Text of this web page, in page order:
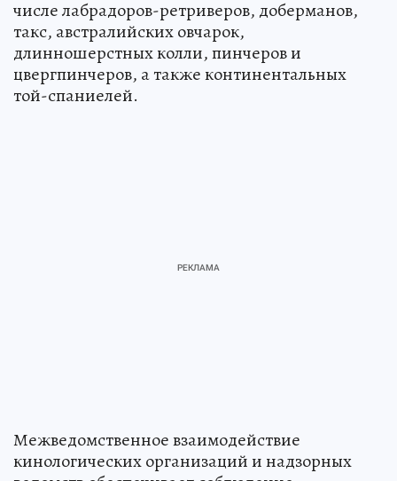
числе лабрадоров-ретриверов, доберманов,
такс, австралийских овчарок,
длинношерстных колли, пинчеров и
цвергпинчеров, а также континентальных
той-спаниелей.
Межведомственное взаимодействие
кинологических организаций и надзорных